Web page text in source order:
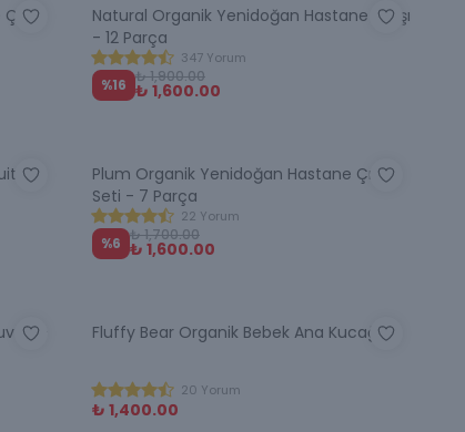
Natural Organik Yenidoğan Hastane Çıkışı
- 12 Parça
347 Yorum
%16 ₺ 1,900.00
₺ 1,600.00
Plum Organik Yenidoğan Hastane Çıkış
Seti - 7 Parça
22 Yorum
%6 ₺ 1,700.00
₺ 1,600.00
-
Fluffy Bear Organik Bebek Ana Kucağı
20 Yorum
₺ 1,400.00